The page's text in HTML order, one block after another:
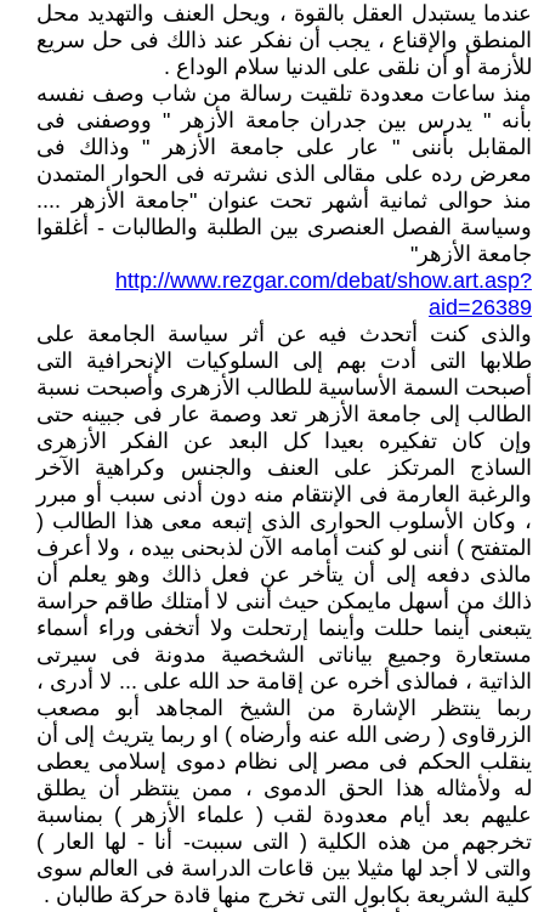
عندما يستبدل العقل بالقوة ، ويحل العنف والتهديد محل
المنطق والإقناع ، يجب أن نفكر عند ذالك فى حل سريع
للأزمة أو أن نلقى على الدنيا سلام الوداع .
منذ ساعات معدودة تلقيت رسالة من شاب وصف نفسه
بأنه " يدرس بين جدران جامعة الأزهر " ووصفنى فى
المقابل بأننى " عار على جامعة الأزهر " وذالك فى
معرض رده على مقالى الذى نشرته فى الحوار المتمدن
منذ حوالى ثمانية أشهر تحت عنوان "جامعة الأزهر ....
وسياسة الفصل العنصرى بين الطلبة والطالبات - أغلقوا
جامعة الأزهر"
http://www.rezgar.com/debat/show.art.asp?
aid=26389
والذى كنت أتحدث فيه عن أثر سياسة الجامعة على
طلابها التى أدت بهم إلى السلوكيات الإنحرافية التى
أصبحت السمة الأساسية للطالب الأزهرى وأصبحت نسبة
الطالب إلى جامعة الأزهر تعد وصمة عار فى جبينه حتى
وإن كان تفكيره بعيدا كل البعد عن الفكر الأزهرى
الساذج المرتكز على العنف والجنس وكراهية الآخر
والرغبة العارمة فى الإنتقام منه دون أدنى سبب أو مبرر
، وكان الأسلوب الحوارى الذى إتبعه معى هذا الطالب (
المتفتح ) أننى لو كنت أمامه الآن لذبحنى بيده ، ولا أعرف
مالذى دفعه إلى أن يتأخر عن فعل ذالك وهو يعلم أن
ذالك من أسهل مايمكن حيث أننى لا أمتلك طاقم حراسة
يتبعنى أينما حللت وأينما إرتحلت ولا أتخفى وراء أسماء
مستعارة وجميع بياناتى الشخصية مدونة فى سيرتى
الذاتية ، فمالذى أخره عن إقامة حد الله على ... لا أدرى ،
ربما ينتظر الإشارة من الشيخ المجاهد أبو مصعب
الزرقاوى ( رضى الله عنه وأرضاه ) او ربما يتريث إلى أن
ينقلب الحكم فى مصر إلى نظام دموى إسلامى يعطى
له ولأمثاله هذا الحق الدموى ، ممن ينتظر أن يطلق
عليهم بعد أيام معدودة لقب ( علماء الأزهر ) بمناسبة
تخرجهم من هذه الكلية ( التى سببت- أنا - لها العار )
والتى لا أجد لها مثيلا بين قاعات الدراسة فى العالم سوى
كلية الشريعة بكابول التى تخرج منها قادة حركة طالبان .